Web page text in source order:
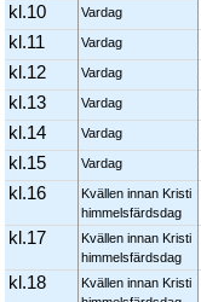
kl.10
Vardag
kl.11
Vardag
kl.12
Vardag
kl.13
Vardag
kl.14
Vardag
kl.15
Vardag
kl.16
Kvällen innan Kristi
himmelsfärdsdag
kl.17
Kvällen innan Kristi
himmelsfärdsdag
kl.18
Kvällen innan Kristi